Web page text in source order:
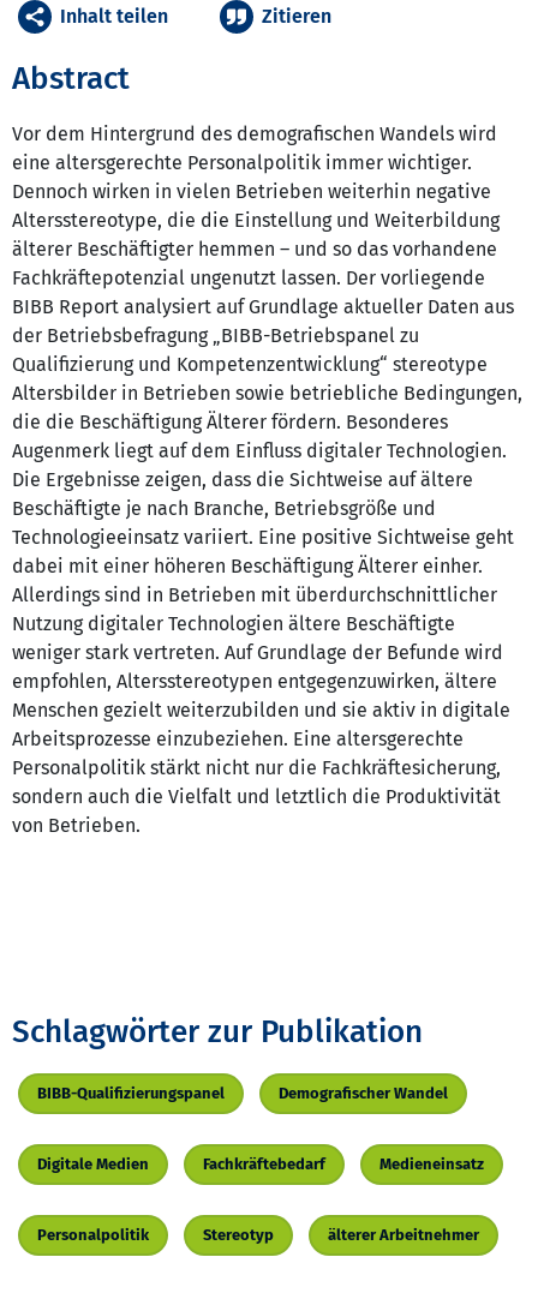
Abstract
Vor dem Hintergrund des demografischen Wandels wird
eine altersgerechte Personalpolitik immer wichtiger.
Dennoch wirken in vielen Betrieben weiterhin negative
Altersstereotype, die die Einstellung und Weiterbildung
älterer Beschäftigter hemmen – und so das vorhandene
Fachkräftepotenzial ungenutzt lassen. Der vorliegende
BIBB Report analysiert auf Grundlage aktueller Daten aus
der Betriebsbefragung „BIBB-Betriebspanel zu
Qualifizierung und Kompetenzentwicklung“ stereotype
Altersbilder in Betrieben sowie betriebliche Bedingungen,
die die Beschäftigung Älterer fördern. Besonderes
Augenmerk liegt auf dem Einfluss digitaler Technologien.
Die Ergebnisse zeigen, dass die Sichtweise auf ältere
Beschäftigte je nach Branche, Betriebsgröße und
Technologieeinsatz variiert. Eine positive Sichtweise geht
dabei mit einer höheren Beschäftigung Älterer einher.
Allerdings sind in Betrieben mit überdurchschnittlicher
Nutzung digitaler Technologien ältere Beschäftigte
weniger stark vertreten. Auf Grundlage der Befunde wird
empfohlen, Altersstereotypen entgegenzuwirken, ältere
Menschen gezielt weiterzubilden und sie aktiv in digitale
Arbeitsprozesse einzubeziehen. Eine altersgerechte
Personalpolitik stärkt nicht nur die Fachkräftesicherung,
sondern auch die Vielfalt und letztlich die Produktivität
von Betrieben.
Inhalt teilen Zitieren
Schlagwörter zur Publikation
BIBB-Qualifizierungspanel Demografischer Wandel
Digitale Medien Fachkräftebedarf Medieneinsatz
Personalpolitik Stereotyp älterer Arbeitnehmer